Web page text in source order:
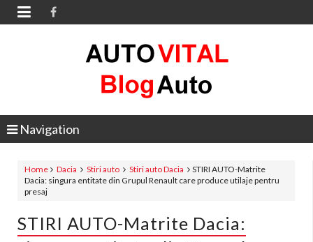

Navigation
Home Dacia Stiri auto Stiri auto Dacia
STIRI AUTO-Matrite
Dacia: singura entitate din Grupul Renault care produce utilaje pentru
presaj
STIRI AUTO-Matrite Dacia: